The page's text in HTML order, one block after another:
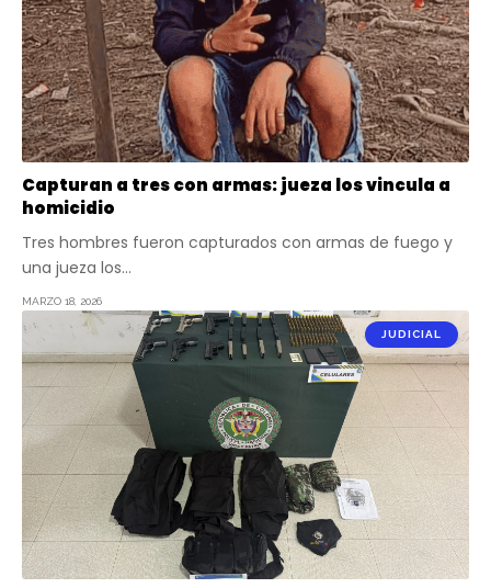
Capturan a tres con armas: jueza los vincula a
homicidio
Tres hombres fueron capturados con armas de fuego y
una jueza los…
MARZO 18, 2026
JUDICIAL